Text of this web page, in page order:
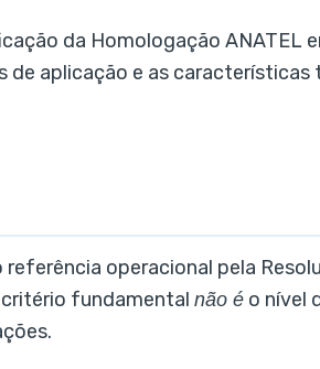
da Homologação ANATEL
de aplicação e as características
operacional pela
critério fundamental não é o nível